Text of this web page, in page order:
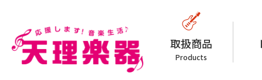
取扱商品
Products